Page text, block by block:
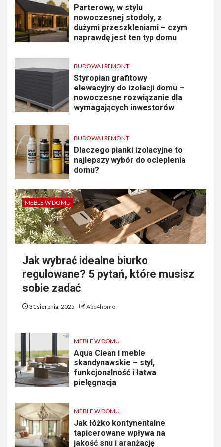
Parterowy, w stylu
nowoczesnej stodoły, z
dużymi przeszkleniami – czym
naprawdę jest ten typ domu
BUDOWA I REMONT
Styropian grafitowy
elewacyjny do izolacji domu –
nowoczesne rozwiązanie dla
wymagających inwestorów
BUDOWA I REMONT
Dlaczego pianki izolacyjne to
najlepszy wybór do ocieplenia
domu?
MEBLE W DOMU
Jak wybrać idealne biurko
regulowane? 5 pytań, które musisz
sobie zadać
31 sierpnia, 2025 Abc4home
MEBLE W DOMU
Aqua Clean i meble
skandynawskie – styl,
funkcjonalność i łatwa
pielęgnacja
MEBLE W DOMU
Jak łóżko kontynentalne
tapicerowane wpływa na
jakość snu i aranżację